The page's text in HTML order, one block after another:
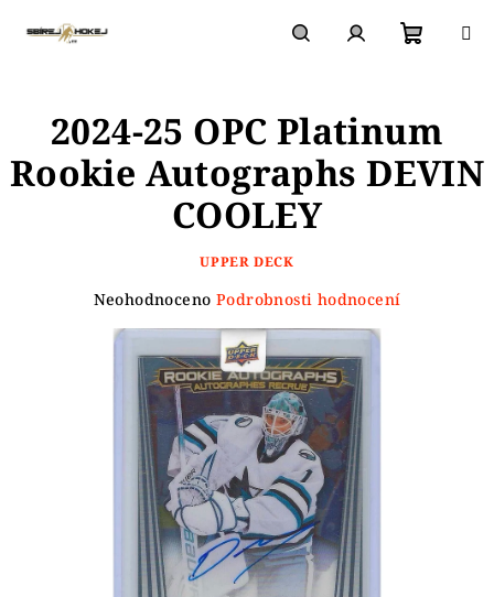
košík
2024-25 OPC Platinum
Rookie Autographs DEVIN
COOLEY
UPPER DECK
Průměrné
produktu
hvězdiček.
Neohodnoceno Podrobnosti hodnocení